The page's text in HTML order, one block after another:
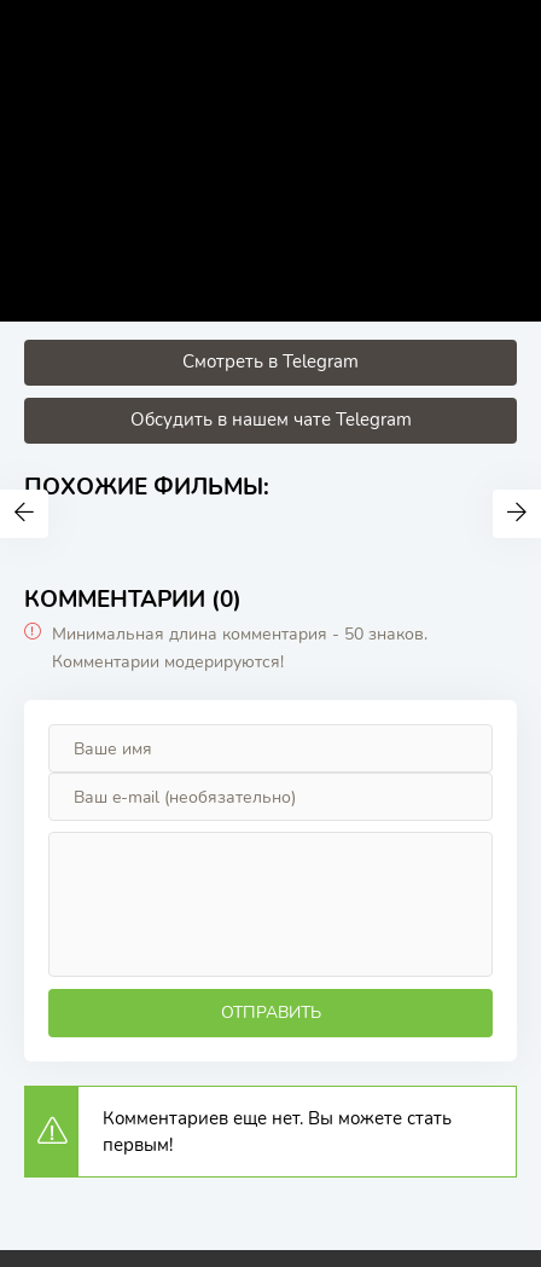
Смотреть в Telegram
Обсудить в нашем чате Telegram
ПОХОЖИЕ ФИЛЬМЫ:
КОММЕНТАРИИ (0)
Минимальная длина комментария - 50 знаков.
Комментарии модерируются!
ОТПРАВИТЬ
Комментариев еще нет. Вы можете стать
первым!